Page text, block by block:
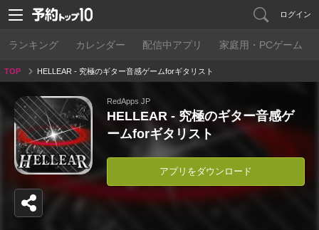
ログイン
ランキング カレンダー 配信中アプリ 家庭用・PCゲーム
TOP HELLEAR - 究極のギター音感ゲームforギタリスト
RedApps JP
HELLEAR - 究極のギター音感ゲ
ームforギタリスト
アプリをダウンロード